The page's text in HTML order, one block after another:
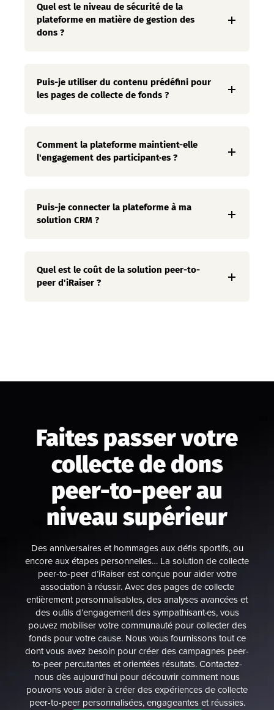
Quel est le niveau de sécurité de la
plateforme en matière de gestion des
dons ?
Puis-je utiliser du contenu prédéfini pour
les pages de collecte de fonds ?
Comment la plateforme maintient-elle
l'engagement des participant·es ?
Puis-je connecter la plateforme à ma
solution CRM ?
Quel est le coût de la solution peer-to-
peer d'iRaiser ?
Faites passer votre
collecte de dons
peer-to-peer au
niveau supérieur
Des anniversaires et hommages aux défis sportifs, ou
encore aux étapes personnelles… La solution de collecte
peer-to-peer d’iRaiser est conçue pour aider votre
association à réussir. Avec des pages de collecte
entièrement personnalisables, des analyses avancées et
des outils d’engagement des sympathisant·es, vous
pouvez mobiliser votre communauté pour collecter des
fonds pour votre cause. Nous vous fournissons tout ce
dont vous avez besoin pour créer des campagnes peer-
to-peer percutantes et orientées résultats. Contactez-
nous dès aujourd'hui pour découvrir comment nous
pouvons vous aider à créer des expériences de collecte
peer-to-peer personnalisées, engageantes et réussies.